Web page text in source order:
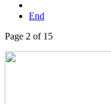
End
Page 2 of 15